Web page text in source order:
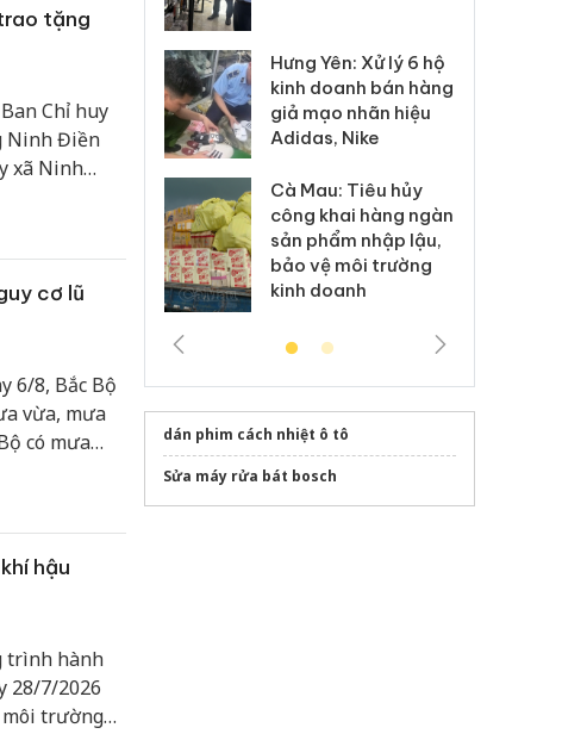
tặng
Chỉ huy
Ninh Điền
xã Ninh
cơ lũ
6/8, Bắc Bộ
vừa, mưa
có mưa
hậu
trình hành
28/7/2026
môi trường
yến sào giả
bình sữa
giả
Hưng Yên: Xử lý 6 hộ
kinh doanh bán hàng
giả mạo nhãn hiệu
Adidas, Nike
Cà Mau: Tiêu hủy
công khai hàng ngàn
sản phẩm nhập lậu,
bảo vệ môi trường
kinh doanh
dán phim cách nhiệt ô tô
Sửa máy rửa bát bosch